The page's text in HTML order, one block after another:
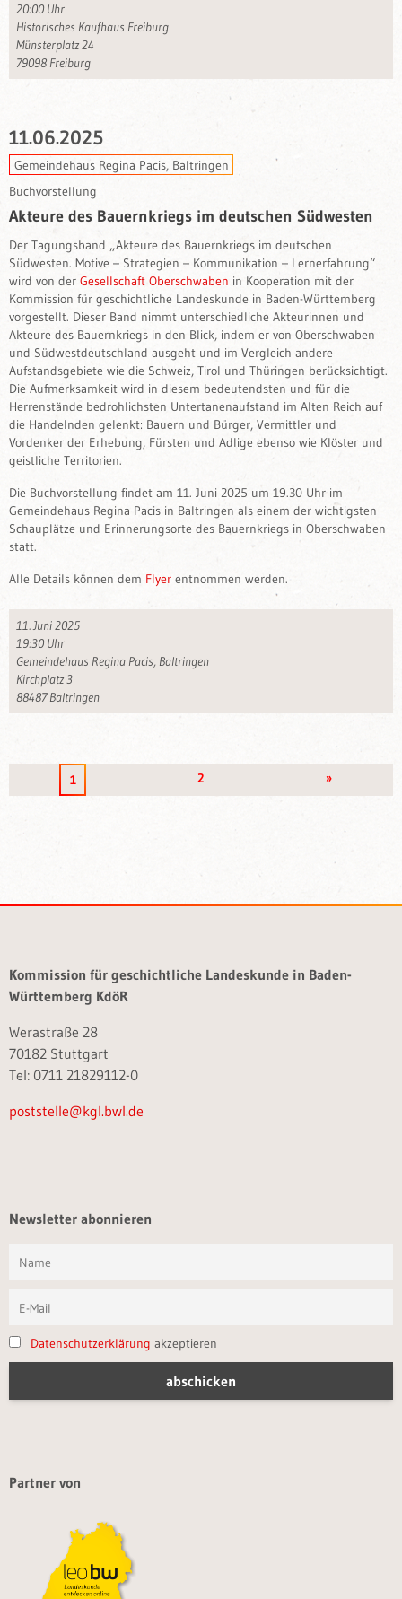
20:00 Uhr
Historisches Kaufhaus Freiburg
Münsterplatz 24
79098 Freiburg
11.06.2025
Gemeindehaus Regina Pacis, Baltringen
Buchvorstellung
Akteure des Bauernkriegs im deutschen Südwesten
Der Tagungsband „Akteure des Bauernkriegs im deutschen
Südwesten. Motive – Strategien – Kommunikation – Lernerfahrung“
wird von der Gesellschaft Oberschwaben in Kooperation mit der
Kommission für geschichtliche Landeskunde in Baden-Württemberg
vorgestellt. Dieser Band nimmt unterschiedliche Akteurinnen und
Akteure des Bauernkriegs in den Blick, indem er von Oberschwaben
und Südwestdeutschland ausgeht und im Vergleich andere
Aufstandsgebiete wie die Schweiz, Tirol und Thüringen berücksichtigt.
Die Aufmerksamkeit wird in diesem bedeutendsten und für die
Herrenstände bedrohlichsten Untertanenaufstand im Alten Reich auf
die Handelnden gelenkt: Bauern und Bürger, Vermittler und
Vordenker der Erhebung, Fürsten und Adlige ebenso wie Klöster und
geistliche Territorien.
Die Buchvorstellung findet am 11. Juni 2025 um 19.30 Uhr im
Gemeindehaus Regina Pacis in Baltringen als einem der wichtigsten
Schauplätze und Erinnerungsorte des Bauernkriegs in Oberschwaben
statt.
Alle Details können dem Flyer entnommen werden.
11. Juni 2025
19:30 Uhr
Gemeindehaus Regina Pacis, Baltringen
Kirchplatz 3
88487 Baltringen
1 2 »
Kommission für geschichtliche Landeskunde in Baden-
Württemberg KdöR
Werastraße 28
70182 Stuttgart
Tel: 0711 21829112-0
poststelle@kgl.bwl.de
Newsletter abonnieren
Datenschutzerklärung akzeptieren
Partner von